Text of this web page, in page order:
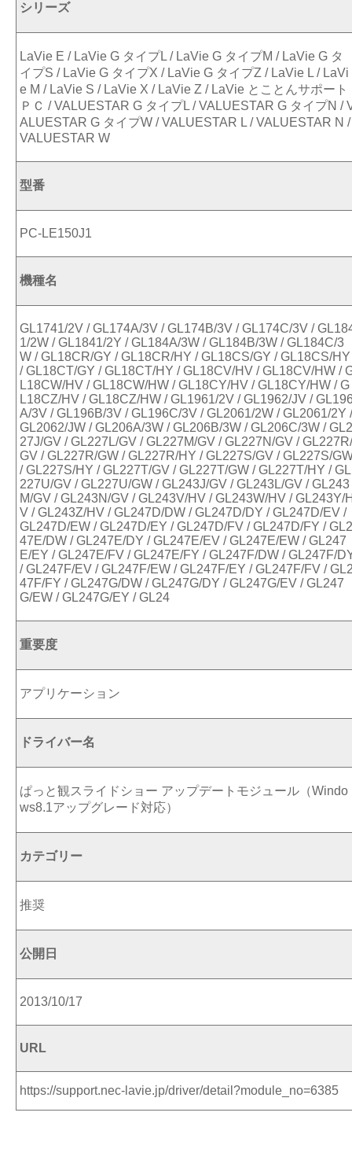
シリーズ
LaVie E / LaVie G タイプL / LaVie G タイプM / LaVie G タ
イプS / LaVie G タイプX / LaVie G タイプZ / LaVie L / LaVi
e M / LaVie S / LaVie X / LaVie Z / LaVie とことんサポート
ＰＣ / VALUESTAR G タイプL / VALUESTAR G タイプN /
ALUESTAR G タイプW / VALUESTAR L / VALUESTAR N /
VALUESTAR W
型番
PC-LE150J1
機種名
GL1741/2V / GL174A/3V / GL174B/3V / GL174C/3V /
1/2W / GL1841/2Y / GL184A/3W / GL184B/3W / GL184C/3
W / GL18CR/GY / GL18CR/HY / GL18CS/GY / GL18CS/HY
/ GL18CT/GY / GL18CT/HY / GL18CV/HV / GL18CV/HW /
L18CW/HV / GL18CW/HW / GL18CY/HV / GL18CY/HW / G
L18CZ/HV / GL18CZ/HW / GL1961/2V / GL1962/JV /
A/3V / GL196B/3V / GL196C/3V / GL2061/2W / GL2061/2Y /
GL2062/JW / GL206A/3W / GL206B/3W / GL206C/3W / GL2
27J/GV / GL227L/GV / GL227M/GV / GL227N/GV / GL227R/
GV / GL227R/GW / GL227R/HY / GL227S/GV / GL227S/
/ GL227S/HY / GL227T/GV / GL227T/GW / GL227T/HY / GL
227U/GV / GL227U/GW / GL243J/GV / GL243L/GV / GL243
M/GV / GL243N/GV / GL243V/HV / GL243W/HV / GL243Y/
V / GL243Z/HV / GL247D/DW / GL247D/DY / GL247D/EV /
GL247D/EW / GL247D/EY / GL247D/FV / GL247D/FY / GL2
47E/DW / GL247E/DY / GL247E/EV / GL247E/EW / GL247
E/EY / GL247E/FV / GL247E/FY / GL247F/DW / GL247F/
/ GL247F/EV / GL247F/EW / GL247F/EY / GL247F/FV /
47F/FY / GL247G/DW / GL247G/DY / GL247G/EV / GL247
G/EW / GL247G/EY / GL24
重要度
アプリケーション
ドライバー名
ぱっと観スライドショー アップデートモジュール（Windo
ws8.1アップグレード対応）
カテゴリー
推奨
公開日
2013/10/17
URL
https://support.nec-lavie.jp/driver/detail?module_no=6385